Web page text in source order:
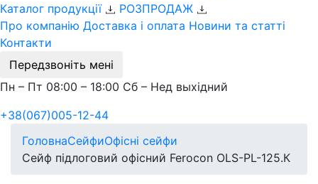
Каталог продукції
РОЗПРОДАЖ
Про компанію Доставка і оплата Новини та статті
Контакти
Передзвоніть мені
Пн – Пт 08:00 – 18:00 Сб – Нед выхідний
+38(067)005-12-44
ГоловнаСейфиОфісні сейфи
Сейф підлоговий офісний Ferocon OLS-PL-125.К